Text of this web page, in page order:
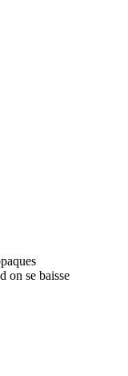
on se baisse